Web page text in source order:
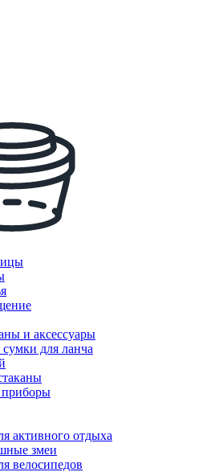
и аксессуары
для ланча
активного отдыха
змеи
велосипедов